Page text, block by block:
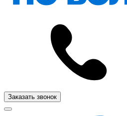
Заказать звонок